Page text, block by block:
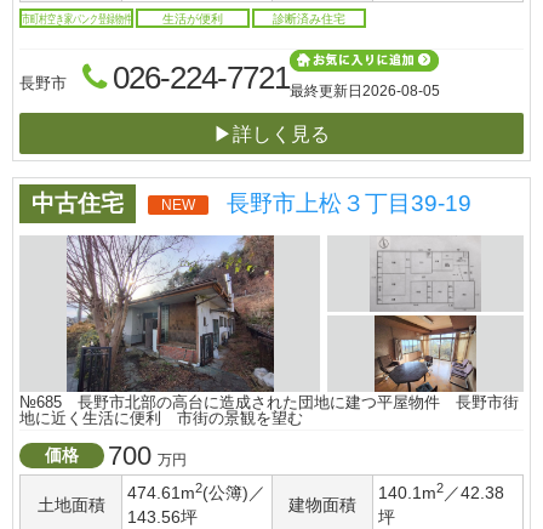
市町村空き家バンク登録物件 生活が便利 診断済み住宅
長野市 026-224-7721最終更新日 2026-08-05
▶詳しく見る
中古住宅 NEW 長野市上松３丁目39-19
№685 長野市北部の高台に造成された団地に建つ平屋物件 長野市街
地に近く生活に便利 市街の景観を望む
価格 700 万円
土地面積
474.61m2(公簿)／
143.56坪
建物面積
140.1m2 ／42.38
坪